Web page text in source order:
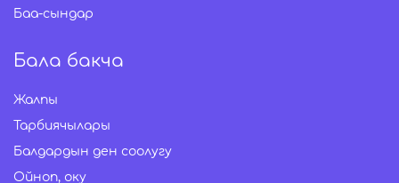
Баа-сындар
Бала бакча
Жалпы
Тарбиячылары
Балдардын ден соолугу
Ойноп, оку